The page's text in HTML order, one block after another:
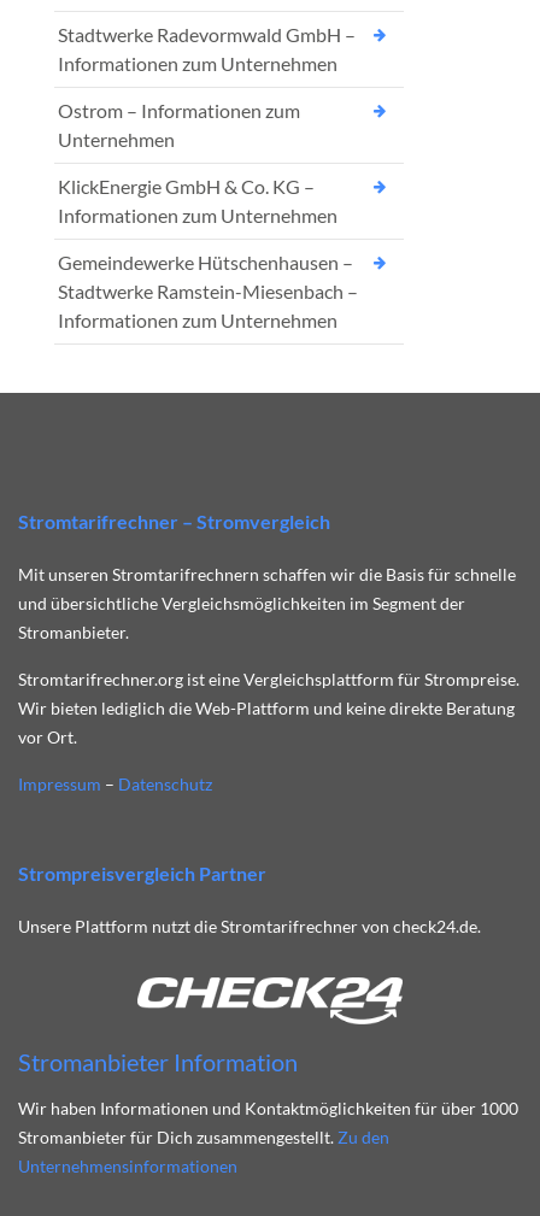
Stadtwerke Radevormwald GmbH –
Informationen zum Unternehmen
Ostrom – Informationen zum
Unternehmen
KlickEnergie GmbH & Co. KG –
Informationen zum Unternehmen
Gemeindewerke Hütschenhausen –
Stadtwerke Ramstein-Miesenbach –
Informationen zum Unternehmen
Stromtarifrechner – Stromvergleich
Mit unseren Stromtarifrechnern schaffen wir die Basis für schnelle
und übersichtliche Vergleichsmöglichkeiten im Segment der
Stromanbieter.
Stromtarifrechner.org ist eine Vergleichsplattform für Strompreise.
Wir bieten lediglich die Web-Plattform und keine direkte Beratung
vor Ort.
Impressum – Datenschutz
Strompreisvergleich Partner
Unsere Plattform nutzt die Stromtarifrechner von check24.de.
Stromanbieter Information
Wir haben Informationen und Kontaktmöglichkeiten für über 1000
Stromanbieter für Dich zusammengestellt. Zu den
Unternehmensinformationen